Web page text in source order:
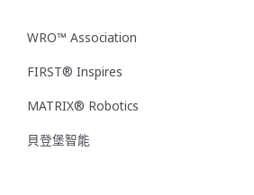
WRO™ Association
FIRST® Inspires
MATRIX® Robotics
貝登堡智能